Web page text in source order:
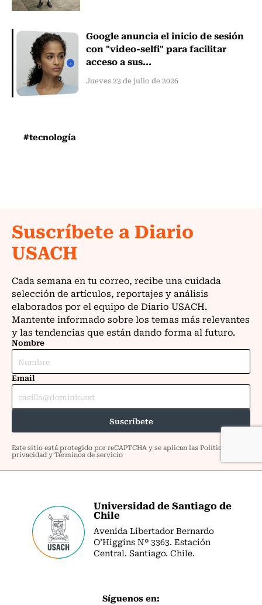
Google anuncia el inicio de sesión
con "video-selfi" para facilitar
acceso a sus...
Jueves 23 de julio de 2026
#tecnología
Universidad de Santiago de
Chile
Avenida Libertador Bernardo
O’Higgins Nº 3363. Estación
Central. Santiago. Chile.
Síguenos en: